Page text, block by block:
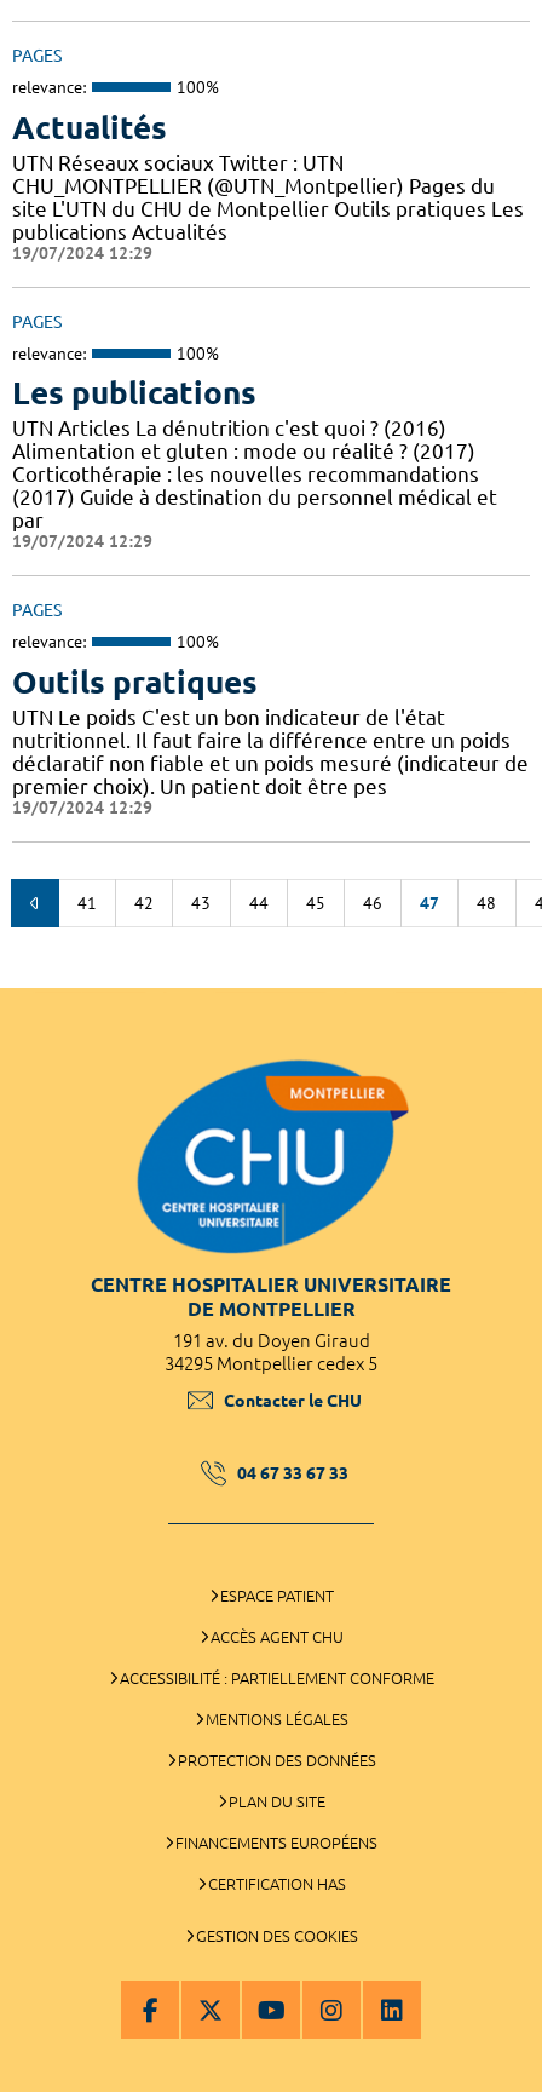
PAGES
relevance: 100%
Actualités
UTN Réseaux sociaux Twitter : UTN
CHU_MONTPELLIER (@UTN_Montpellier) Pages du
site L'UTN du CHU de Montpellier Outils pratiques Les
publications Actualités
19/07/2024 12:29
PAGES
relevance: 100%
Les publications
UTN Articles La dénutrition c'est quoi ? (2016)
Alimentation et gluten : mode ou réalité ? (2017)
Corticothérapie : les nouvelles recommandations
(2017) Guide à destination du personnel médical et
par
19/07/2024 12:29
PAGES
relevance: 100%
Outils pratiques
UTN Le poids C'est un bon indicateur de l'état
nutritionnel. Il faut faire la différence entre un poids
déclaratif non fiable et un poids mesuré (indicateur de
premier choix). Un patient doit être pes
19/07/2024 12:29
41 42 43 44 45 46 47 48
CENTRE HOSPITALIER UNIVERSITAIRE
DE MONTPELLIER
191 av. du Doyen Giraud
34295 Montpellier cedex 5
Contacter le CHU
04 67 33 67 33
ESPACE PATIENT
ACCÈS AGENT CHU
ACCESSIBILITÉ : PARTIELLEMENT CONFORME
MENTIONS LÉGALES
PROTECTION DES DONNÉES
PLAN DU SITE
FINANCEMENTS EUROPÉENS
CERTIFICATION HAS
GESTION DES COOKIES